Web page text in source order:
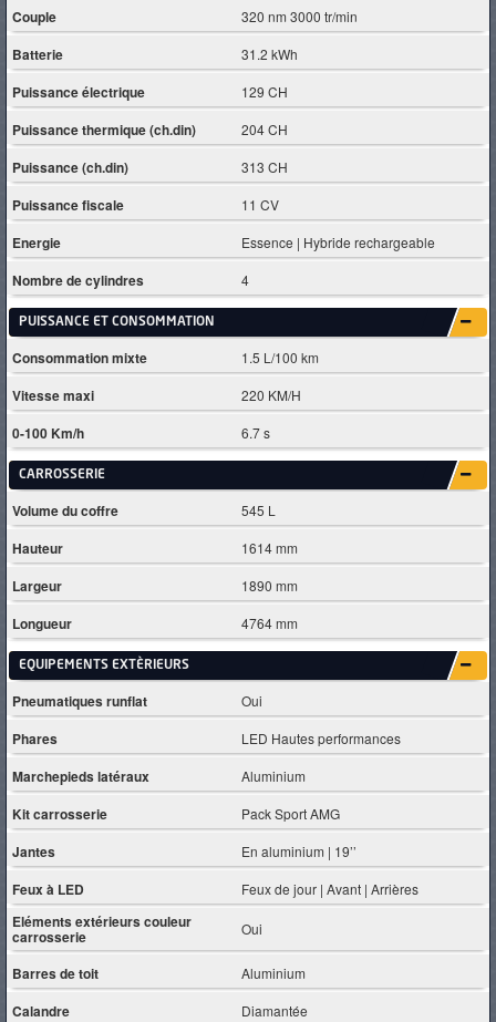
Couple 320 nm 3000 tr/min
Batterie 31.2 kWh
Puissance électrique 129 CH
Puissance thermique (ch.din) 204 CH
Puissance (ch.din) 313 CH
Puissance fiscale 11 CV
Energie Essence | Hybride rechargeable
Nombre de cylindres 4
PUISSANCE ET CONSOMMATION
Consommation mixte 1.5 L/100 km
Vitesse maxi 220 KM/H
0-100 Km/h 6.7 s
CARROSSERIE
Volume du coffre 545 L
Hauteur 1614 mm
Largeur 1890 mm
Longueur 4764 mm
EQUIPEMENTS EXTÈRIEURS
Pneumatiques runflat Oui
Phares LED Hautes performances
Marchepieds latéraux Aluminium
Kit carrosserie Pack Sport AMG
Jantes En aluminium | 19’’
Feux à LED Feux de jour | Avant | Arrières
Eléments extérieurs couleur
carrosserie Oui
Barres de toit Aluminium
Calandre Diamantée